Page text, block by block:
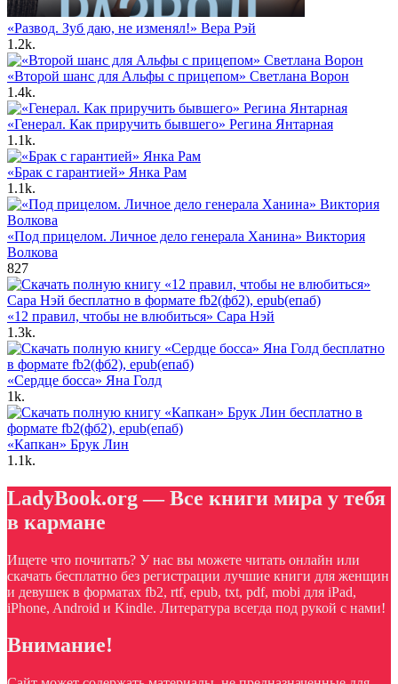
«Развод. Зуб даю, не изменял!» Вера Рэй
1.2k.
«Второй шанс для Альфы с прицепом» Светлана Ворон
1.4k.
«Генерал. Как приручить бывшего» Регина Янтарная
1.1k.
«Брак с гарантией» Янка Рам
1.1k.
«Под прицелом. Личное дело генерала Ханина» Виктория
Волкова
827
«12 правил, чтобы не влюбиться» Сара Нэй
1.3k.
«Сердце босса» Яна Голд
1k.
«Капкан» Брук Лин
1.1k.
LadyBook.org — Все книги мира у тебя
в кармане
Ищете что почитать? У нас вы можете читать онлайн или
скачать бесплатно без регистрации лучшие книги для женщин
и девушек в форматах fb2, rtf, epub, txt, pdf, mobi для iPad,
iPhone, Android и Kindle. Литература всегда под рукой с нами!
Внимание!